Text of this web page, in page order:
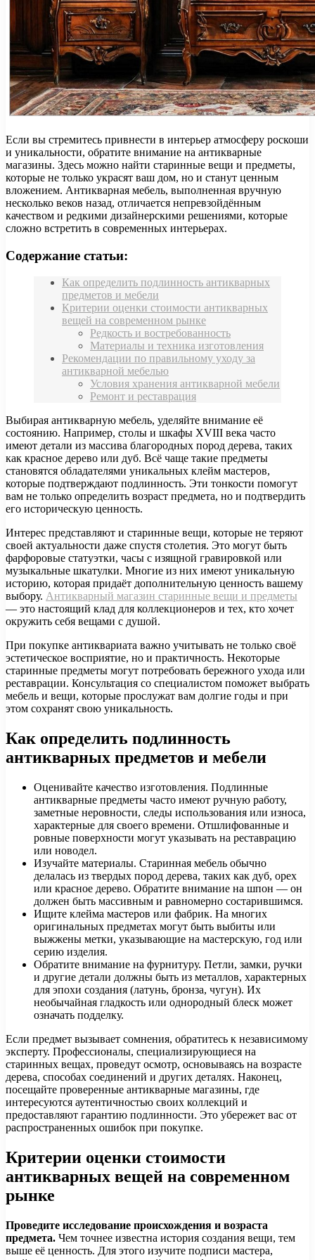
Если вы стремитесь привнести в интерьер атмосферу роскоши
и уникальности, обратите внимание на антикварные
магазины. Здесь можно найти старинные вещи и предметы,
которые не только украсят ваш дом, но и станут ценным
вложением. Антикварная мебель, выполненная вручную
несколько веков назад, отличается непревзойдённым
качеством и редкими дизайнерскими решениями, которые
сложно встретить в современных интерьерах.
Содержание статьи:
Как определить подлинность антикварных
предметов и мебели
Критерии оценки стоимости антикварных
вещей на современном рынке
Редкость и востребованность
Материалы и техника изготовления
Рекомендации по правильному уходу за
антикварной мебелью
Условия хранения антикварной мебели
Ремонт и реставрация
Выбирая антикварную мебель, уделяйте внимание её
состоянию. Например, столы и шкафы XVIII века часто
имеют детали из массива благородных пород дерева, таких
как красное дерево или дуб. Всё чаще такие предметы
становятся обладателями уникальных клейм мастеров,
которые подтверждают подлинность. Эти тонкости помогут
вам не только определить возраст предмета, но и подтвердить
его историческую ценность.
Интерес представляют и старинные вещи, которые не теряют
своей актуальности даже спустя столетия. Это могут быть
фарфоровые статуэтки, часы с изящной гравировкой или
музыкальные шкатулки. Многие из них имеют уникальную
историю, которая придаёт дополнительную ценность вашему
выбору. Антикварный магазин старинные вещи и предметы
— это настоящий клад для коллекционеров и тех, кто хочет
окружить себя вещами с душой.
При покупке антиквариата важно учитывать не только своё
эстетическое восприятие, но и практичность. Некоторые
старинные предметы могут потребовать бережного ухода или
реставрации. Консультация со специалистом поможет выбрать
мебель и вещи, которые прослужат вам долгие годы и при
этом сохранят свою уникальность.
Как определить подлинность
антикварных предметов и мебели
Оценивайте качество изготовления. Подлинные
антикварные предметы часто имеют ручную работу,
заметные неровности, следы использования или износа,
характерные для своего времени. Отшлифованные и
ровные поверхности могут указывать на реставрацию
или новодел.
Изучайте материалы. Старинная мебель обычно
делалась из твердых пород дерева, таких как дуб, орех
или красное дерево. Обратите внимание на шпон — он
должен быть массивным и равномерно состарившимся.
Ищите клейма мастеров или фабрик. На многих
оригинальных предметах могут быть выбиты или
выжжены метки, указывающие на мастерскую, год или
серию изделия.
Обратите внимание на фурнитуру. Петли, замки, ручки
и другие детали должны быть из металлов, характерных
для эпохи создания (латунь, бронза, чугун). Их
необычайная гладкость или однородный блеск может
означать подделку.
Если предмет вызывает сомнения, обратитесь к независимому
эксперту. Профессионалы, специализирующиеся на
старинных вещах, проведут осмотр, основываясь на возрасте
дерева, способах соединений и других деталях. Наконец,
посещайте проверенные антикварные магазины, где
интересуются аутентичностью своих коллекций и
предоставляют гарантию подлинности. Это убережет вас от
распространенных ошибок при покупке.
Критерии оценки стоимости
антикварных вещей на современном
рынке
Проведите исследование происхождения и возраста
предмета. Чем точнее известна история создания вещи, тем
выше её ценность. Для этого изучите подписи мастера,